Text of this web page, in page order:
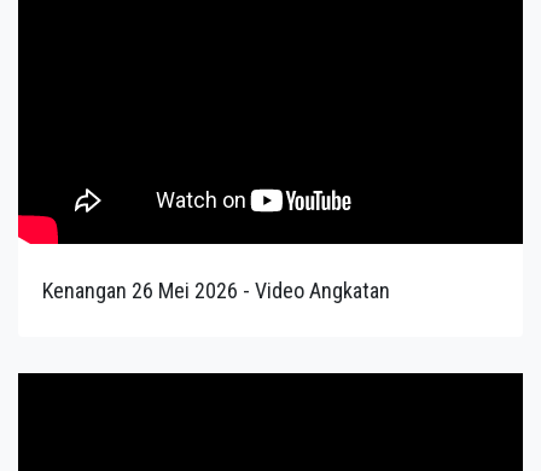
Kenangan 26 Mei 2026 - Video Angkatan